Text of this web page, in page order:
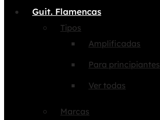
Guit. Flamencas
Tipos
Amplificadas
Para principiantes
Ver todas
Marcas